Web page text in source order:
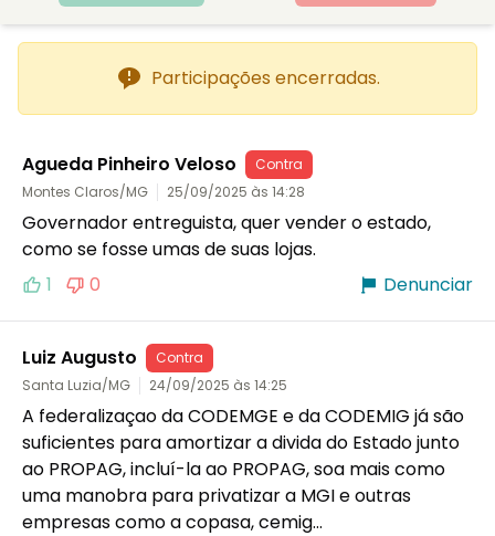
Participações encerradas.
Agueda Pinheiro Veloso
Contra
Montes Claros/MG
25/09/2025 às 14:28
Governador entreguista, quer vender o estado,
como se fosse umas de suas lojas.
1
0 Denunciar
Luiz Augusto
Contra
Santa Luzia/MG
24/09/2025 às 14:25
A federalizaçao da CODEMGE e da CODEMIG já são
suficientes para amortizar a divida do Estado junto
ao PROPAG, incluí-la ao PROPAG, soa mais como
uma manobra para privatizar a MGI e outras
empresas como a copasa, cemig...